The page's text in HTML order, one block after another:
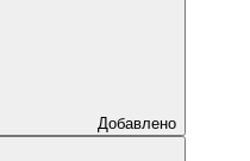
Добавлено